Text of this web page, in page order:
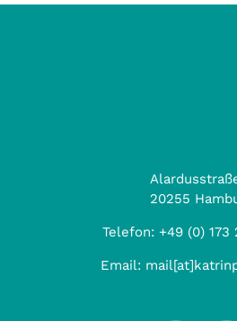
20255
Telefon: +49 (0) 173
Email: